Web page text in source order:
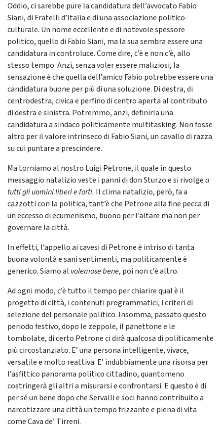
Oddio, ci sarebbe pure la candidatura dell’avvocato Fabio
Siani, di Fratelli d’Italia e di una associazione politico-
culturale. Un nome eccellente e di notevole spessore
politico, quello di Fabio Siani, ma la sua sembra essere una
candidatura in controluce. Come dire, c’è e non c’è, allo
stesso tempo. Anzi, senza voler essere maliziosi, la
sensazione è che quella dell’amico Fabio potrebbe essere una
candidatura buone per più di una soluzione. Di destra, di
centrodestra, civica e perfino di centro aperta al contributo
di destra e sinistra. Potremmo, anzi, definirla una
candidatura a sindaco politicamente multitasking. Non fosse
altro per il valore intrinseco di Fabio Siani, un cavallo di razza
su cui puntare a prescindere.
Ma torniamo al nostro Luigi Petrone, il quale in questo
messaggio natalizio veste i panni di don Sturzo e si rivolgea
tutti gli uomini liberi e forti. Il clima natalizio, però, fa a
cazzotti con la politica, tant’è che Petrone alla fine pecca di
un eccesso di ecumenismo, buono per l’altare ma non per
governare la città.
In effetti, l’appello ai cavesi di Petrone è intriso di tanta
buona volontà e sani sentimenti, ma politicamente è
generico. Siamo al volemose bene, poi non c’è altro.
Ad ogni modo, c’è tutto il tempo per chiarire qual è il
progetto di città, i contenuti programmatici, i criteri di
selezione del personale politico. Insomma, passato questo
periodo festivo, dopo le zeppole, il panettone e le
tombolate, di certo Petrone ci dirà qualcosa di politicamente
più circostanziato. E’ una persona intelligente, vivace,
versatile e molto reattiva. E’ indubbiamente una risorsa per
l’asfittico panorama politico cittadino, quantomeno
costringerà gli altri a misurarsi e confrontarsi. E questo è di
per sé un bene dopo che Servalli e soci hanno contribuito a
narcotizzare una città un tempo frizzante e piena di vita
come Cava de’ Tirreni.